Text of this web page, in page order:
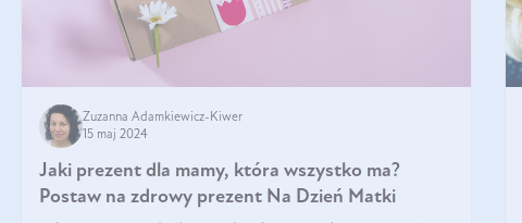
Zuzanna Adamkiewicz-Kiwer
15 maj 2024
Jaki prezent dla mamy, która wszystko ma?
Postaw na zdrowy prezent Na Dzień Matki